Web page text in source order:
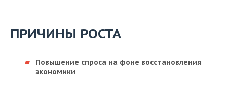
ВОЛЕЙБОЛ
КИБЕРСПОРТ
ИСТОРИЯ
КУЛЬТУРА
СПИСОК ПЕРСОН
СПИСОК КОМПАНИЙ
ПОЛНАЯ ВЕРСИЯ
ПРИЧИНЫ РОСТА
Повышение спроса на фоне восстановления
экономики